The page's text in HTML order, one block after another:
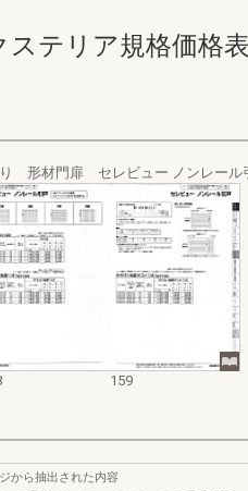
ステリア規格価格
り 形材門扉 セレビュー ノンレール
159
から抽出された内容